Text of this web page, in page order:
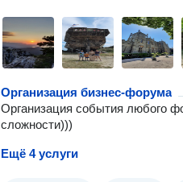
Организация бизнес-форума
Организация события любого
сложности)))
Ещё 4 услуги